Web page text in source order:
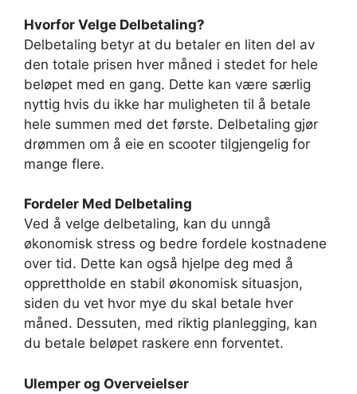
Hvorfor Velge Delbetaling?
Delbetaling betyr at du betaler en liten del av
den totale prisen hver måned i stedet for hele
beløpet med en gang. Dette kan være særlig
nyttig hvis du ikke har muligheten til å betale
hele summen med det første. Delbetaling gjør
drømmen om å eie en scooter tilgjengelig for
mange flere.
Fordeler Med Delbetaling
Ved å velge delbetaling, kan du unngå
økonomisk stress og bedre fordele kostnadene
over tid. Dette kan også hjelpe deg med å
opprettholde en stabil økonomisk situasjon,
siden du vet hvor mye du skal betale hver
måned. Dessuten, med riktig planlegging, kan
du betale beløpet raskere enn forventet.
Ulemper og Overveielser